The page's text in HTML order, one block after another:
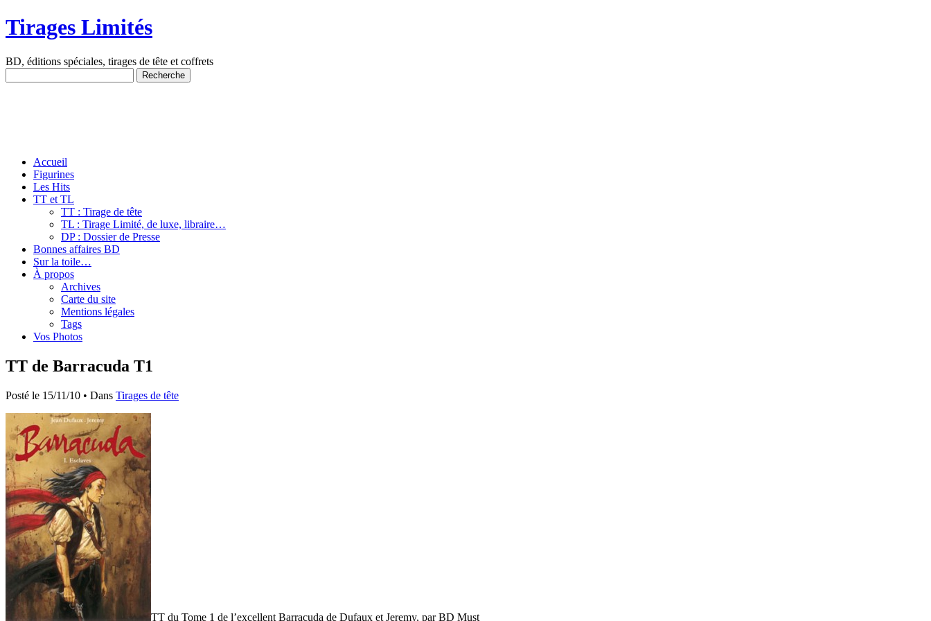
Tirages Limités
BD, éditions spéciales, tirages de tête et coffrets
Accueil
Figurines
Les Hits
TT et TL
TT : Tirage de tête
TL : Tirage Limité, de luxe, libraire…
DP : Dossier de Presse
Bonnes affaires BD
Sur la toile…
À propos
Archives
Carte du site
Mentions légales
Tags
Vos Photos
TT de Barracuda T1
Posté le 15/11/10 • Dans Tirages de tête
TT du Tome 1 de l’excellent Barracuda de Dufaux et Jeremy, par BD Must